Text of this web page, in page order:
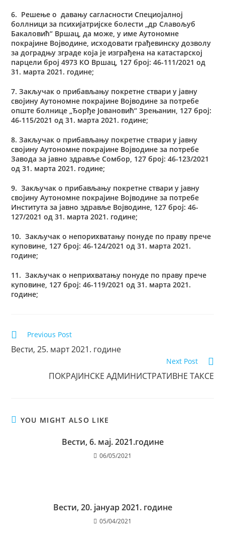
6. Решење o давању сагласности Специојалној
боллници за психијатријске болести „др Славољуб
Бакаловић“ Вршац, да може, у име Аутономне
покрајине Војводине, исходовати грађевинску дозволу
за доградњу зграде која је изграђена на катастарској
парцели број 4973 КО Вршац, 127 број: 46-111/2021 од
31. марта 2021. године;
7. Закључак о прибављању покретне ствари у јавну
својину Аутономне покрајине Војводине за потребе
опште болнице „Ђорђе Јовановић“ Зрењанин, 127 број:
46-115/2021 од 31. марта 2021. године;
8. Закључак о прибављању покретне ствари у јавну
својину Аутономне покрајине Војводине за потребе
Завода за јавно здравље Сомбор, 127 број: 46-123/2021
од 31. марта 2021. године;
9. Закључак о прибављању покретне ствари у јавну
својину Аутономне покрајине Војводине за потребе
Института за јавно здравље Војводине, 127 број: 46-
127/2021 од 31. марта 2021. године;
10. Закључак о непорихватању понуде по праву прече
куповине, 127 број: 46-124/2021 од 31. марта 2021.
године;
11. Закључак о неприхватању понуде по праву прече
куповине, 127 број: 46-119/2021 од 31. марта 2021.
године;
Previous Post
Вести, 25. март 2021. године
Next Post
ПОКРАЈИНСКЕ АДМИНИСТРАТИВНЕ ТАКСЕ
YOU MIGHT ALSO LIKE
Вести, 6. мај. 2021.године
06/05/2021
Вести, 20. јануар 2021. године
05/04/2021